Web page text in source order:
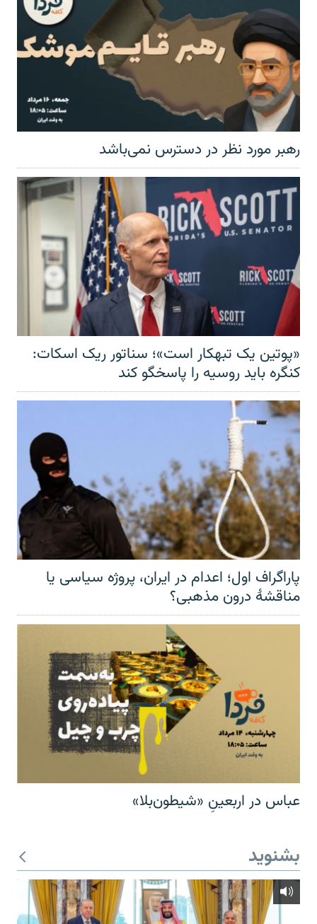
رهبر مورد نظر در دسترس نمی‌باشد
«پوتین یک تبهکار است»؛ سناتور ریک اسکات:
کنگره باید روسیه را پاسخگو کند
پاراگراف اول؛ اعدام در ایران، پروژه سیاسی یا
مناقشهٔ درون مذهبی؟
عباس در اربعینِ «شیطون‌بلا»
بشنوید